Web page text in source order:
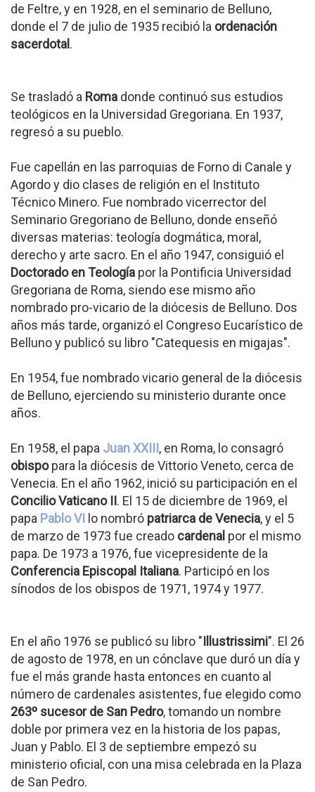
de Feltre, y en 1928, en el seminario de Belluno,
donde el 7 de julio de 1935 recibió la ordenación
sacerdotal .
Se trasladó a Roma donde continuó sus estudios
teológicos en la Universidad Gregoriana. En 1937,
regresó a su pueblo.
Fue capellán en las parroquias de Forno di Canale y
Agordo y dio clases de religión en el Instituto
Técnico Minero. Fue nombrado vicerrector del
Seminario Gregoriano de Belluno, donde enseñó
diversas materias: teología dogmática, moral,
derecho y arte sacro. En el año 1947, consiguió el
Doctorado en Teología por la Pontificia Universidad
Gregoriana de Roma, siendo ese mismo año
nombrado pro-vicario de la diócesis de Belluno. Dos
años más tarde, organizó el Congreso Eucarístico de
Belluno y publicó su libro "Catequesis en migajas".
En 1954, fue nombrado vicario general de la diócesis
de Belluno, ejerciendo su ministerio durante once
años.
En 1958, el papa Juan XXIII, en Roma, lo consagró
obispopara la diócesis de Vittorio Veneto, cerca de
Venecia. En el año 1962, inició su participación en el
Concilio Vaticano II. El 15 de diciembre de 1969, el
papa Pablo VI lo nombró patriarca de Venecia, y el 5
de marzo de 1973 fue creado cardenal por el mismo
papa. De 1973 a 1976, fue vicepresidente de la
Conferencia Episcopal Italiana. Participó en los
sínodos de los obispos de 1971, 1974 y 1977.
En el año 1976 se publicó su libro "Illustrissimi". El 26
de agosto de 1978, en un cónclave que duró un día y
fue el más grande hasta entonces en cuanto al
número de cardenales asistentes, fue elegido como
263º sucesor de San Pedro, tomando un nombre
doble por primera vez en la historia de los papas,
Juan y Pablo. El 3 de septiembre empezó su
ministerio oficial, con una misa celebrada en la Plaza
de San Pedro.